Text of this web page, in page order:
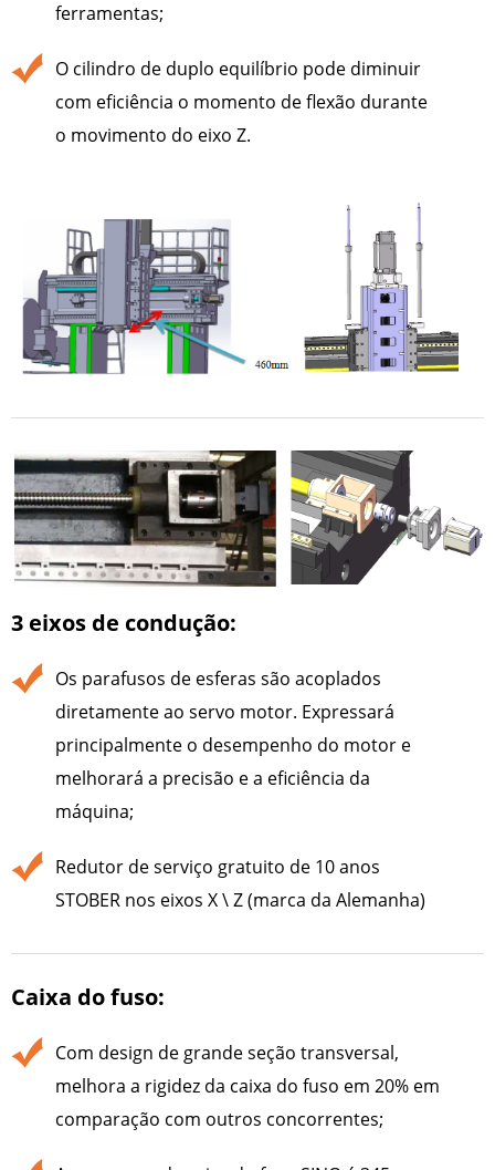
ferramentas;
O cilindro de duplo equilíbrio pode diminuir
com eficiência o momento de flexão durante
o movimento do eixo Z.
3 eixos de condução:
Os parafusos de esferas são acoplados
diretamente ao servo motor. Expressará
principalmente o desempenho do motor e
melhorará a precisão e a eficiência da
máquina;
Redutor de serviço gratuito de 10 anos
STOBER nos eixos X \ Z (marca da Alemanha)
Caixa do fuso:
Com design de grande seção transversal,
melhora a rigidez da caixa do fuso em 20% em
comparação com outros concorrentes;